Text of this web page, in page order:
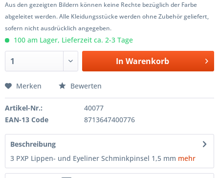
Aus den gezeigten Bildern können keine Rechte bezüglich der Farbe
abgeleitet werden. Alle Kleidungsstücke werden ohne Zubehör geliefert,
sofern nicht ausdrücklich angegeben.
100 am Lager, Lieferzeit ca. 2-3 Tage
In Warenkorb
Merken Bewerten
Artikel-Nr.:
40077
EAN-13 Code
8713647400776
Beschreibung
3 PXP Lippen- und Eyeliner Schminkpinsel 1,5 mm mehr